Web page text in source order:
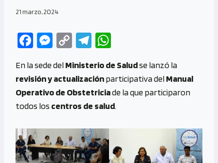
21 marzo, 2024
Fa
b
o
o
M
se
n
g
C
py
Li
n
Te
gr
a
m
at
s
A
p
En la sede delMinisterio de Saludse lanzó la
revisión y actualizaciónparticipativa delManual
Operativo de Obstetriciade la que participaron
todos los centros de salud.